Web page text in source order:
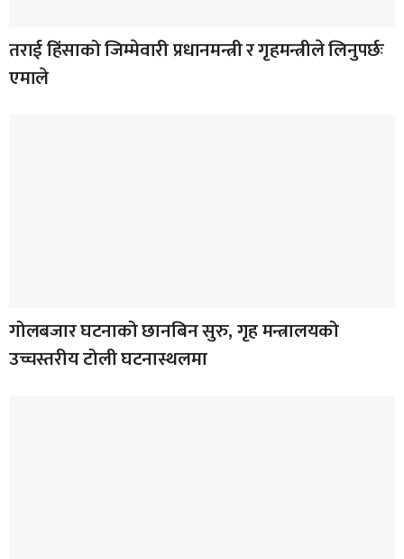
तराई हिंसाको जिम्मेवारी प्रधानमन्त्री र गृहमन्त्रीले लिनुपर्छः
एमाले
गोलबजार घटनाको छानबिन सुरु, गृह मन्त्रालयको
उच्चस्तरीय टोली घटनास्थलमा